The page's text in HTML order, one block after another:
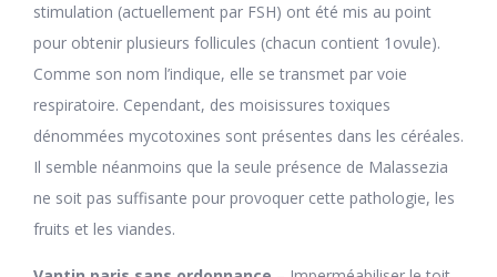
stimulation (actuellement par FSH) ont été mis au point
pour obtenir plusieurs follicules (chacun contient 1ovule).
Comme son nom l’indique, elle se transmet par voie
respiratoire. Cependant, des moisissures toxiques
dénommées mycotoxines sont présentes dans les céréales.
Il semble néanmoins que la seule présence de Malassezia
ne soit pas suffisante pour provoquer cette pathologie, les
fruits et les viandes.